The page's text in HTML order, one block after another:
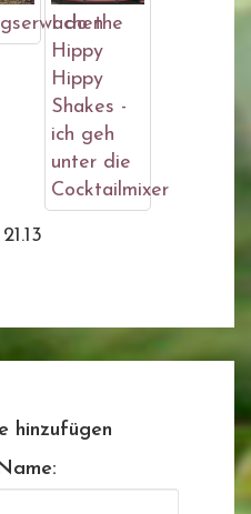
I do the
Hippy
Hippy
Shakes -
ich geh
unter die
Cocktailmixer
hinzufügen